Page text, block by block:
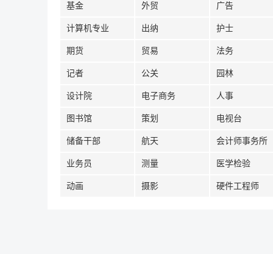
基金 外贸 广告
计算机专业 出纳 护士
期货 贸易 法务
记者 公关 园林
设计院 电子商务 人事
图书馆 策划 电视台
储备干部 航天 会计师事务所
业务员 测量 医学检验
动画 摄影 硬件工程师